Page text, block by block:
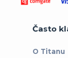
Často
O Titanu